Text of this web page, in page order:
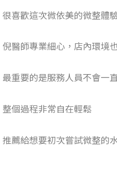
很喜歡這次微依美的微整體
倪醫師專業細心，店內環境
最重要的是服務人員不會一
整個過程非常自在輕鬆
推薦給想要初次嘗試微整的